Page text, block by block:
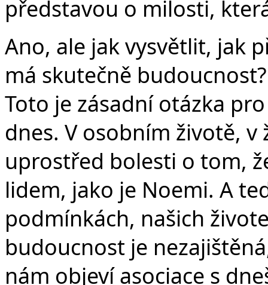
představou o milosti,
Ano, ale jak vysvětlit, jak
má skutečně
Toto je zásadní otázka
dnes. V osobním životě, v
uprostřed bolesti o tom,
lidem, jako je Noemi. A
podmínkách, našich
budoucnost je
nám objeví asociace s